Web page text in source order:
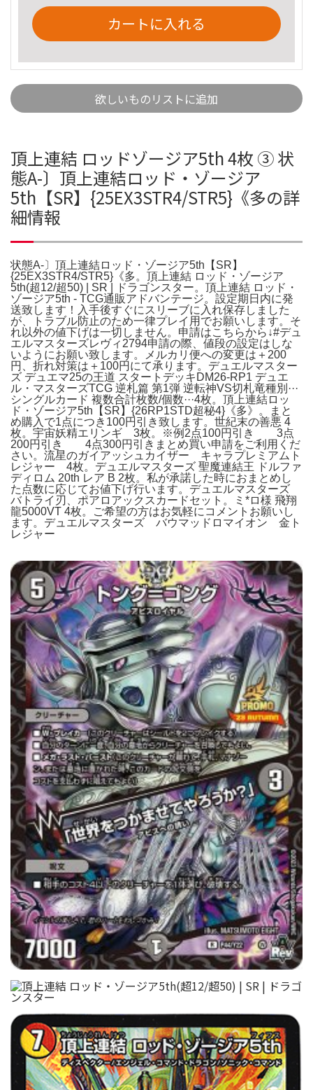
カートに入れる
欲しいものリストに追加
頂上連結 ロッドゾージア5th 4枚 ③ 状
態A-〕頂上連結ロッド・ゾージア
5th【SR】{25EX3STR4/STR5}《多の詳
細情報
状態A-〕頂上連結ロッド・ゾージア5th【SR】
{25EX3STR4/STR5}《多。頂上連結 ロッド・ゾージア
5th(超12/超50) | SR | ドラゴンスター。頂上連結 ロッド・
ゾージア5th - TCG通販アドバンテージ。設定期日内に発
送致します！入手後すぐにスリーブに入れ保存しました
が、トラブル防止のため一律プレイ用でお願いします。そ
れ以外の値下げは一切しません。申請はこちらから↓#デュ
エルマスターズレヴィ2794申請の際、値段の設定はしな
いようにお願い致します。メルカリ便への変更は＋200
円、折れ対策は＋100円にて承ります。デュエルマスター
ズ デュエマ25の王道 スタートデッキDM26-RP1 デュエ
ル・マスターズTCG 逆札篇 第1弾 逆転神VS切札竜種別···
シングルカード 複数合計枚数/個数···4枚。頂上連結ロッ
ド・ゾージア5th【SR】{26RP1STD超秘4}《多》。まと
め購入で1点につき100円引き致します。世紀末の善悪 4
枚。宇宙妖精エリンギ 3枚。※例2点100円引き 3点
200円引き 4点300円引きまとめ買い申請をご利用くだ
さい。流星のガイアッシュカイザー キャラプレミアムト
レジャー 4枚。デュエルマスターズ 聖魔連結王 ドルファ
ディロム 20th レア B 2枚。私が承諾した時におまとめし
た点数に応じてお値下げ行います。デュエルマスターズ
バトライ刃、ポアロアックスカードセット。ミ*ロ様 飛翔
龍5000VT 4枚。ご希望の方はお気軽にコメントお願いし
ます。デュエルマスターズ バウマッドロマイオン 金ト
レジャー